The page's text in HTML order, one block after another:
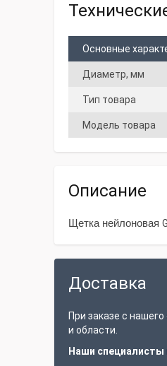
Основные
Диаметр, мм
Тип товара
Модель товара
Описание
Щетка нейлоновая
Доставка
При заказе с
и области.
Наши специалисты